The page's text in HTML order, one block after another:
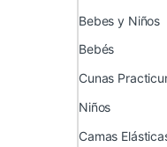
Bebes y Niños
Bebés
Cunas
Niños
Camas